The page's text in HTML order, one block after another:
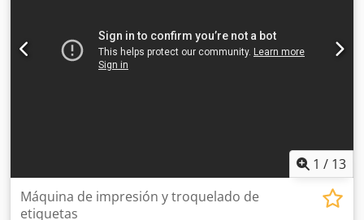
1 / 13
Máquina de impresión y troquelado de
etiquetas